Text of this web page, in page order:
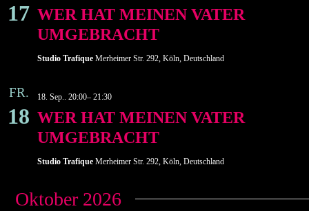
17 WER HAT MEINEN VATER
UMGEBRACHT
Studio Trafique Merheimer Str. 292, Köln, Deutschland
FR.
18 WER HAT MEINEN VATER
UMGEBRACHT
18. Sep.. 20:00– 21:30
Studio Trafique Merheimer Str. 292, Köln, Deutschland
Oktober 2026